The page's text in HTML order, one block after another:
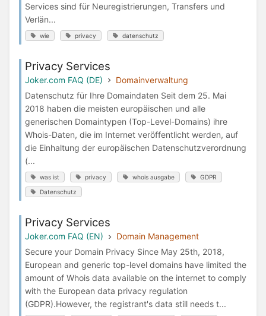
Services sind für Neuregistrierungen, Transfers und
Verlän...
wie privacy datenschutz
Privacy Services
Joker.com FAQ (DE)
Domainverwaltung
Datenschutz für Ihre Domaindaten Seit dem 25. Mai
2018 haben die meisten europäischen und alle
generischen Domaintypen (Top-Level-Domains) ihre
Whois-Daten, die im Internet veröffentlicht werden, auf
die Einhaltung der europäischen Datenschutzverordnung
(...
was ist privacy whois ausgabe GDPR
Datenschutz
Privacy Services
Joker.com FAQ (EN)
Domain Management
Secure your Domain Privacy Since May 25th, 2018,
European and generic top-level domains have limited the
amount of Whois data available on the internet to comply
with the European data privacy regulation
(GDPR).However, the registrant's data still needs t...